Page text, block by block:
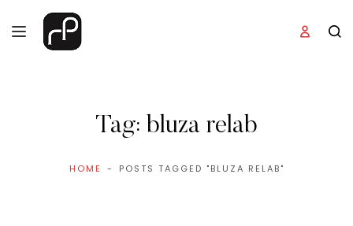
Tag: bluza relab
HOME POSTS TAGGED "BLUZA RELAB"